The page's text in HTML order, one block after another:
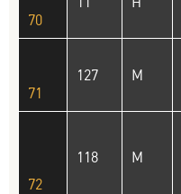
70
71
127 M
72
118 M